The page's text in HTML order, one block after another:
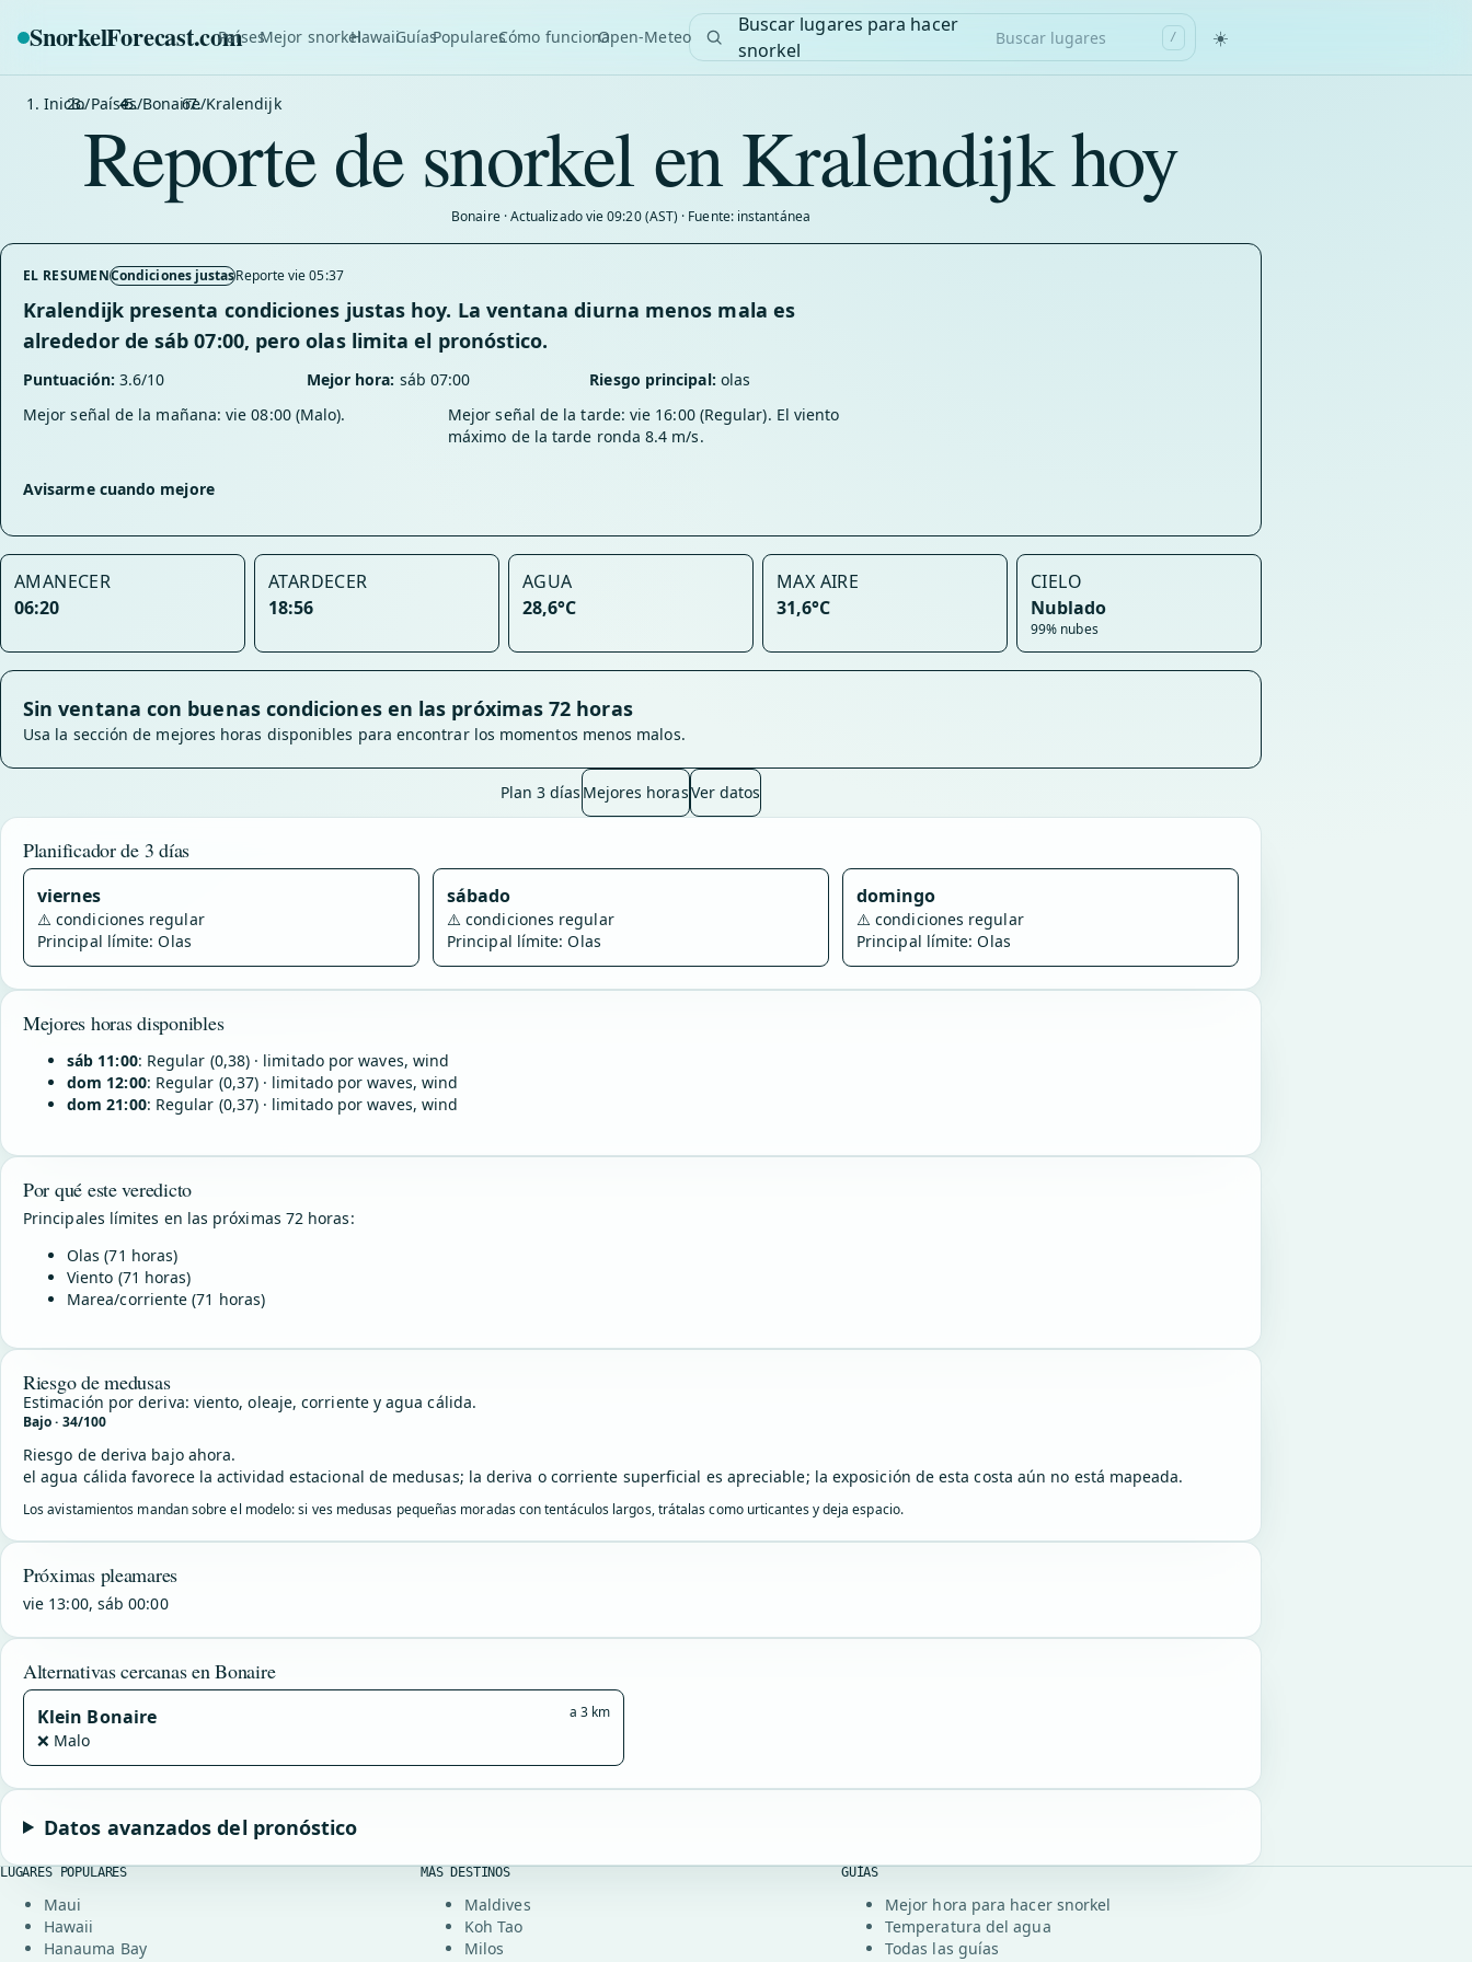
SnorkelForecast.comPaísesMejor snorkelHawaiiGuíasPopularesCómo funcionaOpen-Meteo
Buscar lugares para hacer
snorkel
/ ☀️
Inicio/Países/Bonaire/Kralendijk
Reporte de snorkel en Kralendijk hoy
Bonaire · Actualizado vie 09:20 (AST) · Fuente: instantánea
EL RESUMENCondiciones justasReporte vie 05:37
Kralendijk presenta condiciones justas hoy. La ventana diurna menos mala es
alrededor de sáb 07:00, pero olas limita el pronóstico.
Puntuación: 3.6/10 Mejor hora: sáb 07:00 Riesgo principal: olas
Mejor señal de la mañana: vie 08:00 (Malo).
Mejor señal de la tarde: vie 16:00 (Regular). El viento
máximo de la tarde ronda 8.4 m/s.
Avisarme cuando mejore
AMANECER
06:20
ATARDECER
18:56
AGUA
28,6°C
MAX AIRE
31,6°C
CIELO
Nublado
99% nubes
Sin ventana con buenas condiciones en las próximas 72 horas
Usa la sección de mejores horas disponibles para encontrar los momentos menos malos.
Plan 3 días Mejores horasVer datos
Planificador de 3 días
viernes
⚠️condiciones regular
Principal límite: Olas
sábado
⚠️condiciones regular
Principal límite: Olas
domingo
⚠️condiciones regular
Principal límite: Olas
Mejores horas disponibles
sáb 11:00: Regular (0,38) · limitado por waves, wind
dom 12:00: Regular (0,37) · limitado por waves, wind
dom 21:00: Regular (0,37) · limitado por waves, wind
Por qué este veredicto
Principales límites en las próximas 72 horas:
Olas (71 horas)
Viento (71 horas)
Marea/corriente (71 horas)
Riesgo de medusas
Estimación por deriva: viento, oleaje, corriente y agua cálida.
Bajo · 34/100
Riesgo de deriva bajo ahora.
el agua cálida favorece la actividad estacional de medusas; la deriva o corriente superficial es apreciable; la exposición de esta costa aún no está mapeada.
Los avistamientos mandan sobre el modelo: si ves medusas pequeñas moradas con tentáculos largos, trátalas como urticantes y deja espacio.
Próximas pleamares
vie 13:00, sáb 00:00
Alternativas cercanas en Bonaire
Klein Bonaire a 3 km
❌ Malo
Datos avanzados del pronóstico
LUGARES POPULARES
Maui
Hawaii
Hanauma Bay
MÁS DESTINOS
Maldives
Koh Tao
Milos
GUÍAS
Mejor hora para hacer snorkel
Temperatura del agua
Todas las guías